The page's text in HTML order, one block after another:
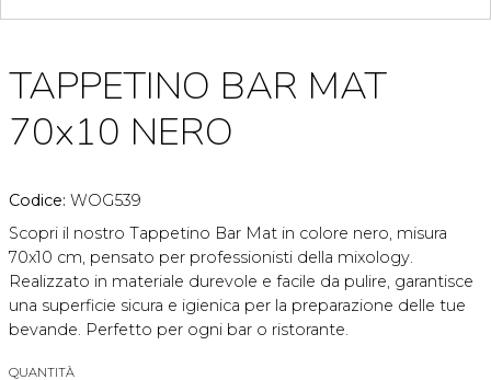
TAPPETINO BAR MAT
70x10 NERO
Codice: WOG539
Scopri il nostro Tappetino Bar Mat in colore nero, misura
70x10 cm, pensato per professionisti della mixology.
Realizzato in materiale durevole e facile da pulire, garantisce
una superficie sicura e igienica per la preparazione delle tue
bevande. Perfetto per ogni bar o ristorante.
QUANTITÀ